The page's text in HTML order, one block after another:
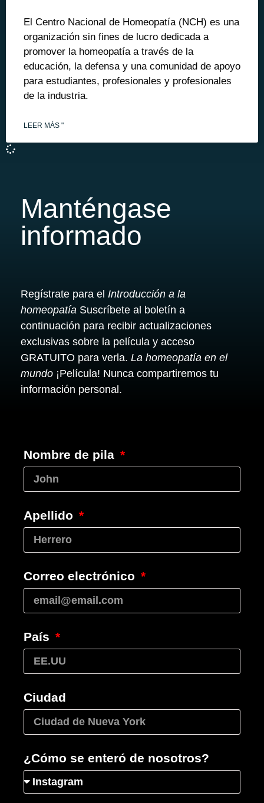
El Centro Nacional de Homeopatía (NCH) es una
organización sin fines de lucro dedicada a
promover la homeopatía a través de la
educación, la defensa y una comunidad de apoyo
para estudiantes, profesionales y profesionales
de la industria.
LEER MÁS "
Manténgase
informado
Regístrate para el Introducción a la
homeopatía Suscríbete al boletín a
continuación para recibir actualizaciones
exclusivas sobre la película y acceso
GRATUITO para verla. La homeopatía en el
mundo ¡Película! Nunca compartiremos tu
información personal.
Nombre de pila
Apellido
Correo electrónico
País
Ciudad
¿Cómo se enteró de nosotros?